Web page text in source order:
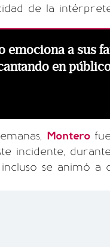
de la
emociona a sus
en
Montero
incidente,
se animó a